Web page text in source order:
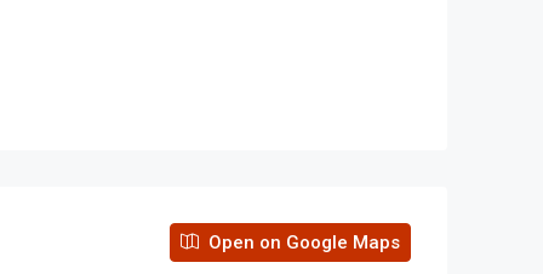
Open on Google Maps